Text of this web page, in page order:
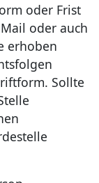
oder Frist
oder auch
erhoben
Sollte